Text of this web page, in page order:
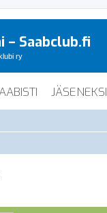
– Saabclub.fi
ry
JÄSENEKSI